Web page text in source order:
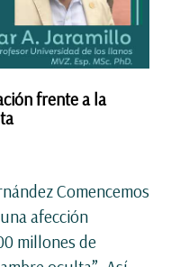
frente a la
Comencemos
afección
millones de